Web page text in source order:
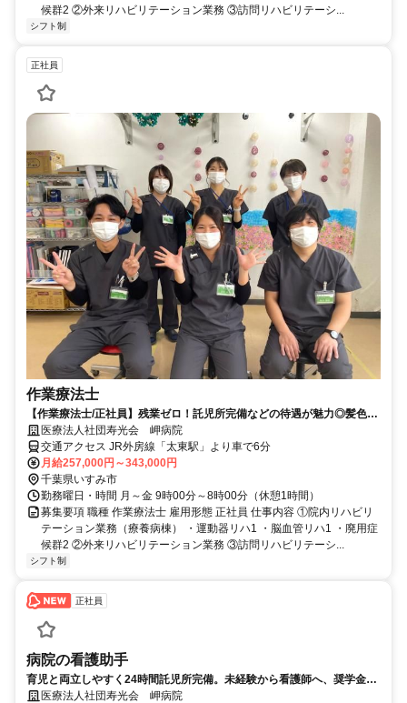
候群2 ②外来リハビリテーション業務 ③訪問リハビリテーシ...
シフト制
正社員
作業療法士
【作業療法士/正社員】残業ゼロ！託児所完備などの待遇が魅力◎髪色自
由♪医療法人社団寿光会 岬病院
交通アクセス JR外房線「太東駅」より車で6分
月給257,000円～343,000円
千葉県いすみ市
勤務曜日・時間 月～金 9時00分～8時00分（休憩1時間）
募集要項 職種 作業療法士 雇用形態 正社員 仕事内容 ①院内リハビリ
テーション業務（療養病棟） ・運動器リハ1 ・脳血管リハ1 ・廃用症
候群2 ②外来リハビリテーション業務 ③訪問リハビリテーシ...
シフト制
正社員
病院の看護助手
育児と両立しやすく24時間託児所完備。未経験から看護師へ、奨学金制
度で成長を応援します。
医療法人社団寿光会 岬病院